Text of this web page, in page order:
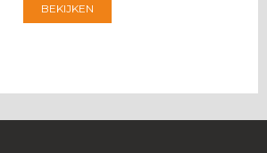
BEKIJKEN